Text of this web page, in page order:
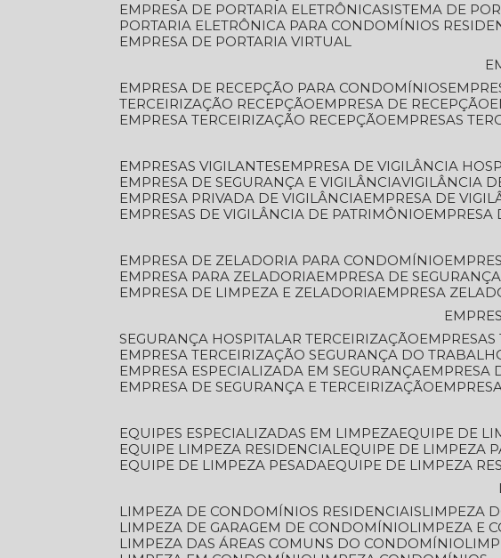
EMPRESA DE PORTARIA ELETRÔNICA SISTEMA DE
PORTARIA ELETRÔNICA PARA CONDOMÍNIOS
EMPRESA DE PORTARIA VIRTUAL
EMPRESA DE RECEPÇÃO PARA CONDOMÍNIOS
TERCEIRIZAÇÃO RECEPÇÃO
EMPRESA DE RECEPÇÃO
EMPRESA TERCEIRIZAÇÃO RECEPÇÃO
EMPRESAS
EMPRESAS VIGILANTES
EMPRESA DE VIGILÂNCIA
EMPRESA DE SEGURANÇA E VIGILÂNCIA VIGILÂNCIA
EMPRESA PRIVADA DE VIGILÂNCIA
EMPRESA DE
EMPRESAS DE VIGILÂNCIA DE PATRIMÔNIO
EMPRESA DE ZELADORIA PARA CONDOMÍNIO
EMPRESA PARA ZELADORIA
EMPRESA DE
EMPRESA DE LIMPEZA E ZELADORIA
EMPRESA
SEGURANÇA HOSPITALAR TERCEIRIZAÇÃO
EMPRESA TERCEIRIZAÇÃO SEGURANÇA DO
EMPRESA ESPECIALIZADA EM SEGURANÇA
EMPRESA DE SEGURANÇA E TERCEIRIZAÇÃO
EQUIPES ESPECIALIZADAS EM LIMPEZA EQUIPE DE
EQUIPE LIMPEZA RESIDENCIAL EQUIPE DE LIMPEZA
EQUIPE DE LIMPEZA PESADA EQUIPE DE LIMPEZA
LIMPEZA DE CONDOMÍNIOS RESIDENCIAIS
LIMPEZA
LIMPEZA DE GARAGEM DE CONDOMÍNIO
LIMPEZA E
LIMPEZA DAS ÁREAS COMUNS DO CONDOMÍNIO